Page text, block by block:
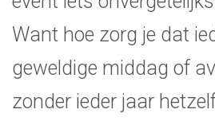
Want hoe zorg je dat
geweldige middag of
zonder ieder jaar